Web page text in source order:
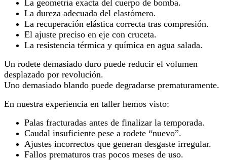
La geometría exacta del cuerpo de bomba.
La dureza adecuada del elastómero.
La recuperación elástica correcta tras compresión.
El ajuste preciso en eje con cruceta.
La resistencia térmica y química en agua salada.
Un rodete demasiado duro puede reducir el volumen
desplazado por revolución.
Uno demasiado blando puede degradarse prematuramente.
En nuestra experiencia en taller hemos visto:
Palas fracturadas antes de finalizar la temporada.
Caudal insuficiente pese a rodete “nuevo”.
Ajustes incorrectos que generan desgaste irregular.
Fallos prematuros tras pocos meses de uso.